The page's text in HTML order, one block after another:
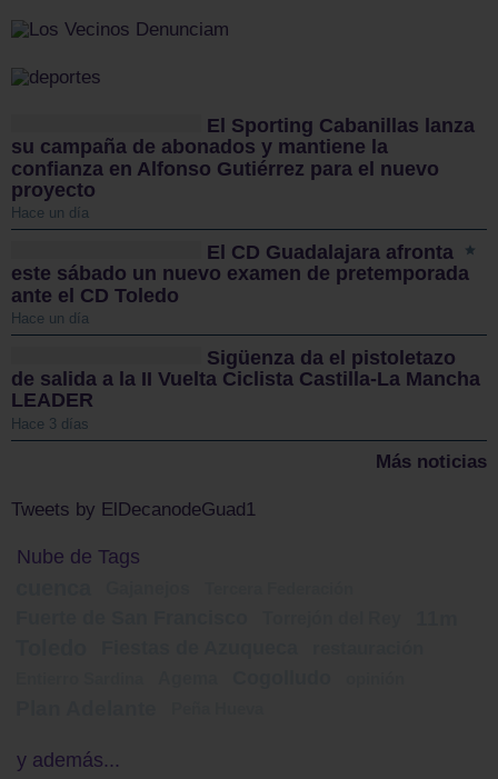
El Sporting Cabanillas lanza
su campaña de abonados y mantiene la
confianza en Alfonso Gutiérrez para el nuevo
proyecto
Hace un día
El CD Guadalajara afronta
este sábado un nuevo examen de pretemporada
ante el CD Toledo
Hace un día
Sigüenza da el pistoletazo
de salida a la II Vuelta Ciclista Castilla-La Mancha
LEADER
Hace 3 días
Más noticias
Tweets by ElDecanodeGuad1
Nube de Tags
y además...